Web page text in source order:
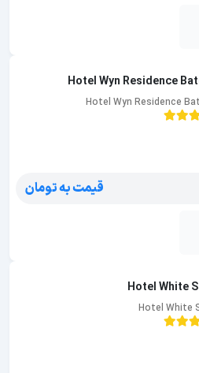
Hotel Wyn Residence
Hotel Wyn Residence
قیمت به تومان
Hotel White
Hotel White